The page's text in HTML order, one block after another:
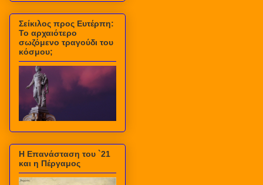
Σείκιλος προς Ευτέρπη:
Το αρχαιότερο
σωζόμενο τραγούδι του
κόσμου;
Η Επανάσταση του `21
και η Πέργαμος